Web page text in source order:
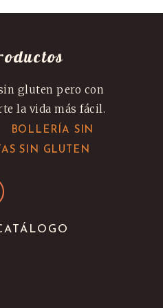
gluten pero con
la vida más fácil.
BOLLERÍA SIN
SIN GLUTEN